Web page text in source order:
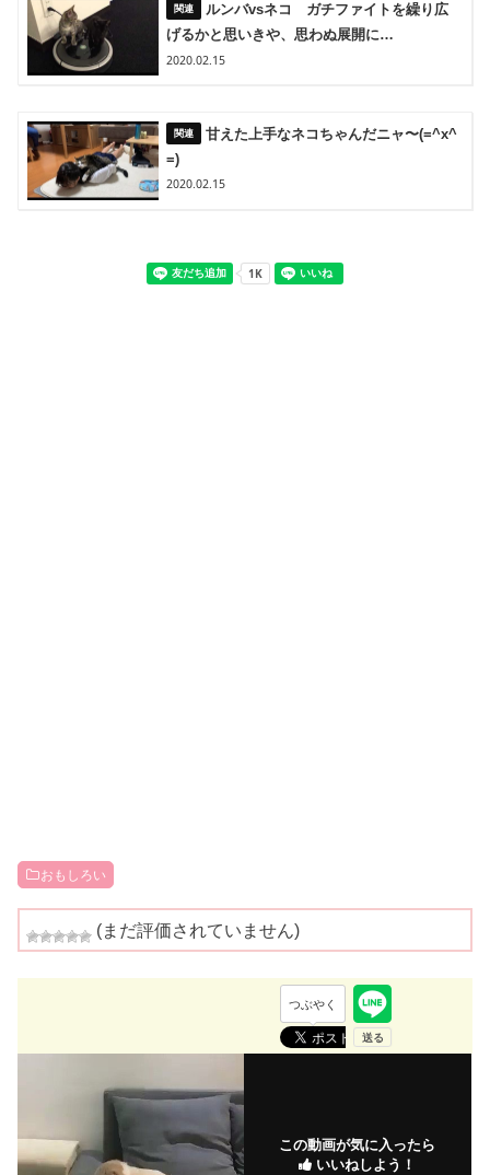
ルンバvsネコ ガチファイトを繰り広
げるかと思いきや、思わぬ展開に…
2020.02.15
甘えた上手なネコちゃんだニャ〜(=^x^
=)
2020.02.15
おもしろい
(まだ評価されていません)
つぶやく
この動画が気に入ったら
いいねしよう！